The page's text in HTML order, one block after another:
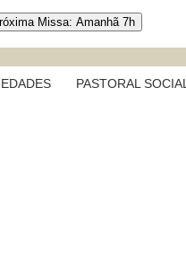
Missa: Amanhã 7h
PASTORAL SOCIAL